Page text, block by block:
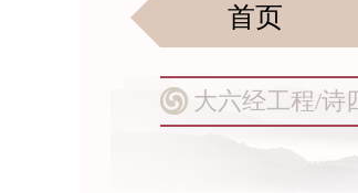
首页
大六经工程/诗